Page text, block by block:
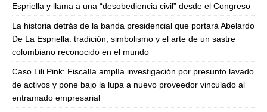
Espriella y llama a una “desobediencia civil” desde el Congreso
La historia detrás de la banda presidencial que portará Abelardo
De La Espriella: tradición, simbolismo y el arte de un sastre
colombiano reconocido en el mundo
Caso Lili Pink: Fiscalía amplía investigación por presunto lavado
de activos y pone bajo la lupa a nuevo proveedor vinculado al
entramado empresarial